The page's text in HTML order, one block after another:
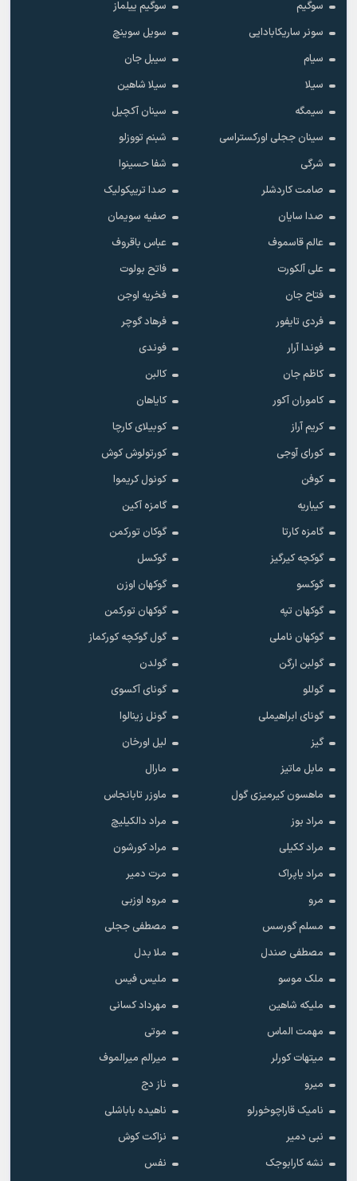
سوگیم
سوگیم ییلماز
سونر ساریکابادایی
سویل سوینچ
سیام
سیبل جان
سیلا
سیلا شاهین
سیمگه
سینان آکچیل
سینان ججلی اورکستراسی
شبنم تووزلو
شرگی
شفا حسینوا
صامت کاردشلر
صدا تریپکولیک
صدا سایان
صفیه سویمان
عالم قاسموف
عباس باقروف
علی آلکورت
فاتح بولوت
فتاح جان
فخریه اوجن
فردی تایفور
فرهاد گوچر
فوندا آرار
فوندی
کاظم جان
کالبن
کاموران آکور
کایاهان
کریم آراز
کوبیلای کارچا
کورای آوجی
کورتولوش کوش
کوفن
کونول کریموا
کیباریه
گامزه آکین
گامزه کارتا
گوکان تورکمن
گوکچه کیرگیز
گوکسل
گوکسو
گوکهان اوزن
گوکهان تپه
گوکهان تورکمن
گوکهان ناملی
گول گوکچه کورکماز
گولبن ارگن
گولدن
گوللو
گونای آکسوی
گونای ابراهیملی
گونل زینالوا
گیز
لیل اورخان
مابل ماتیز
مارال
ماهسون کیرمیزی گول
ماوزر تابانجاس
مراد بوز
مراد دالکیلیچ
مراد ککیلی
مراد کورشون
مراد یاپراک
مرت دمیر
مرو
مروه اوزبی
مسلم گورسس
مصطفی ججلی
مصطفی صندل
ملا بدل
ملک موسو
ملیس فیس
ملیکه شاهین
مهرداد کسانی
مهمت الماس
موتی
میتهات کورلر
میرالم میرالموف
میرو
ناز دج
نامیک قاراچوخورلو
ناهیده باباشلی
نبی دمیر
نزاکت کوش
نشه کارابوجک
نفس